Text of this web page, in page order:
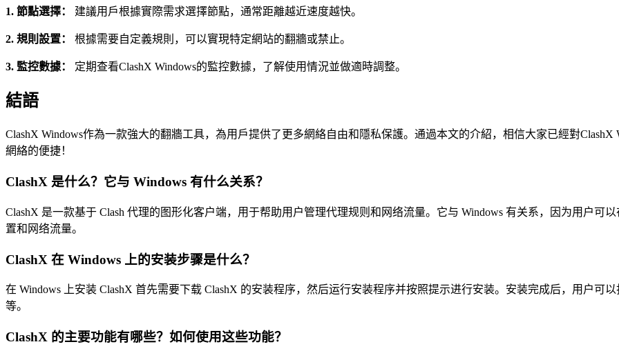
1. 節點選擇： 建議用戶根據實際需求選擇節點，通常距離越近速度越快。
2. 規則設置： 根據需要自定義規則，可以實現特定網站的翻牆或禁止。
3. 監控數據： 定期查看ClashX Windows的監控數據，了解使用情況並做適時調整。
結語
ClashX Windows作為一款強大的翻牆工具，為用戶提供了更多網絡自由和隱私保護。通過本文的介紹，相信大家已經對
網絡的便捷！
ClashX 是什么？它与 Windows 有什么关系？
ClashX 是一款基于 Clash 代理的图形化客户端，用于帮助用户管理代理规则和网络流量。它与 Windows 有关系，因为用户可
置和网络流量。
ClashX 在 Windows 上的安装步骤是什么？
在 Windows 上安装 ClashX 首先需要下载 ClashX 的安装程序，然后运行安装程序并按照提示进行安装。安装完成后，用户可
等。
ClashX 的主要功能有哪些？如何使用这些功能？